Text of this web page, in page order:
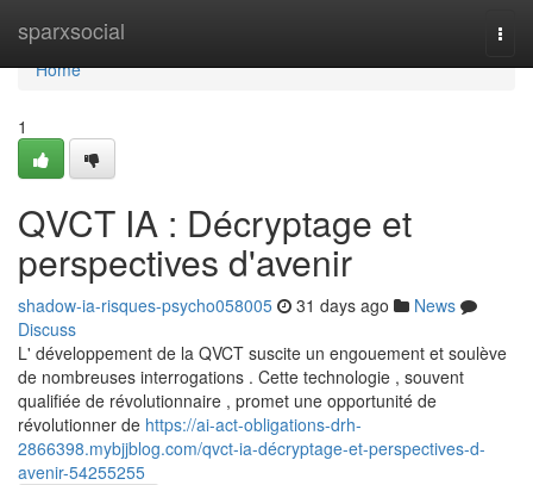
sparxsocial
Home
Home
1
QVCT IA : Décryptage et
perspectives d'avenir
shadow-ia-risques-psycho058005 31 days ago
News
Discuss
L' développement de la QVCT suscite un engouement et soulève
de nombreuses interrogations . Cette technologie , souvent
qualifiée de révolutionnaire , promet une opportunité de
révolutionner de https://ai-act-obligations-drh-
2866398.mybjjblog.com/qvct-ia-décryptage-et-perspectives-d-
avenir-54255255